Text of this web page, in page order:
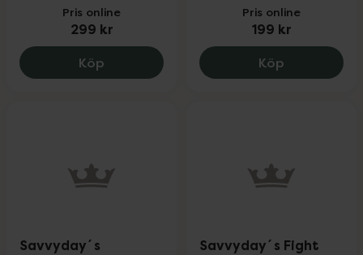
Pris online
299 kr
Köp Casall Exercise Glove Wmns S, 299 kr.
Pris online
199 kr
Köp
Savvyday´s
Savvyday´s Fight